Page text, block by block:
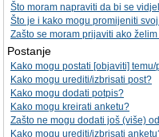
Što moram napraviti da bi se
Što je i kako mogu promijeniti
Zašto se moram prijaviti ako
Postanje
Kako mogu postati [objaviti]
Kako mogu urediti/izbrisati post?
Kako mogu dodati potpis?
Kako mogu kreirati anketu?
Zašto ne mogu dodati još (više)
Kako mogu urediti/izbrisati